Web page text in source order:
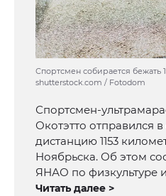
Спортсмен собирается бежать
shutterstock.com / Fotodom
Спортсмен-
Окотэтто отправился
дистанцию 1153
Ноябрьска. Об этом
ЯНАО по физкультуре
Читать далее >